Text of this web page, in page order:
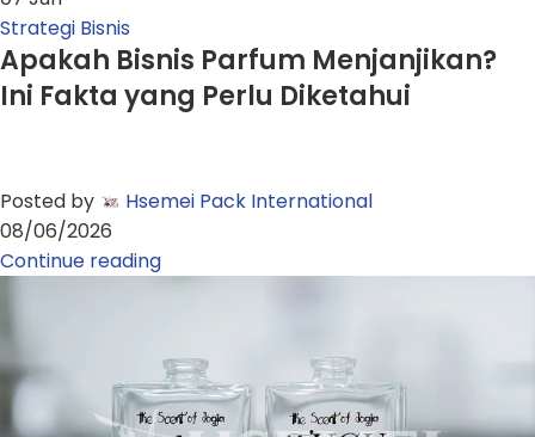
Strategi Bisnis
Apakah Bisnis Parfum Menjanjikan?
Ini Fakta yang Perlu Diketahui
Posted by
Hsemei Pack International
08/06/2026
Continue reading